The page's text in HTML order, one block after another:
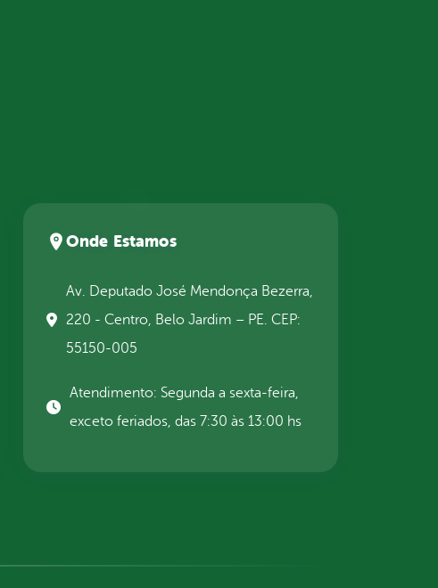
Onde Estamos
Av. Deputado José Mendonça Bezerra,
220 - Centro, Belo Jardim – PE. CEP:
55150-005
Atendimento: Segunda a sexta-feira,
exceto feriados, das 7:30 às 13:00 hs